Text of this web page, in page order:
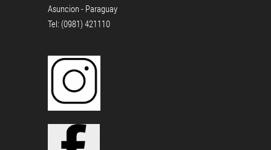
Asuncion - Paraguay
Tel: (0981) 421110